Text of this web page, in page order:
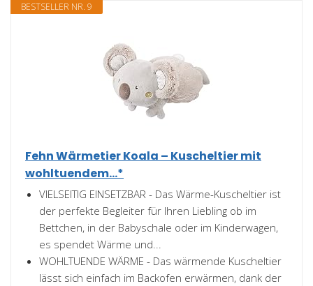
BESTSELLER NR. 9
Fehn Wärmetier Koala – Kuscheltier mit
wohltuendem...*
VIELSEITIG EINSETZBAR - Das Wärme-Kuscheltier ist
der perfekte Begleiter für Ihren Liebling ob im
Bettchen, in der Babyschale oder im Kinderwagen,
es spendet Wärme und...
WOHLTUENDE WÄRME - Das wärmende Kuscheltier
lässt sich einfach im Backofen erwärmen, dank der